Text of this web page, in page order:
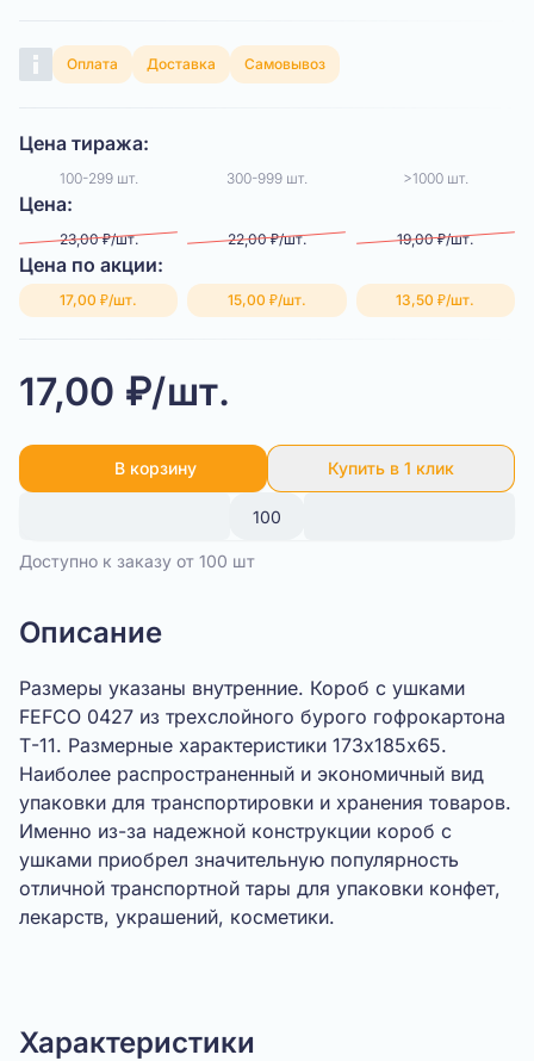
Оплата Доставка Самовывоз
Цена тиража:
100-299 шт. 300-999 шт. >1000 шт.
Цена:
23,00 ₽/шт. 22,00 ₽/шт. 19,00 ₽/шт.
Цена по акции:
17,00 ₽/шт. 15,00 ₽/шт. 13,50 ₽/шт.
17,00 ₽/шт.
В корзину Купить в 1 клик
Доступно к заказу от 100 шт
Описание
Размеры указаны внутренние. Короб с ушками
FEFCO 0427 из трехслойного бурого гофрокартона
Т-11. Размерные характеристики 173х185х65.
Наиболее распространенный и экономичный вид
упаковки для транспортировки и хранения товаров.
Именно из-за надежной конструкции короб с
ушками приобрел значительную популярность
отличной транспортной тары для упаковки конфет,
лекарств, украшений, косметики.
Характеристики